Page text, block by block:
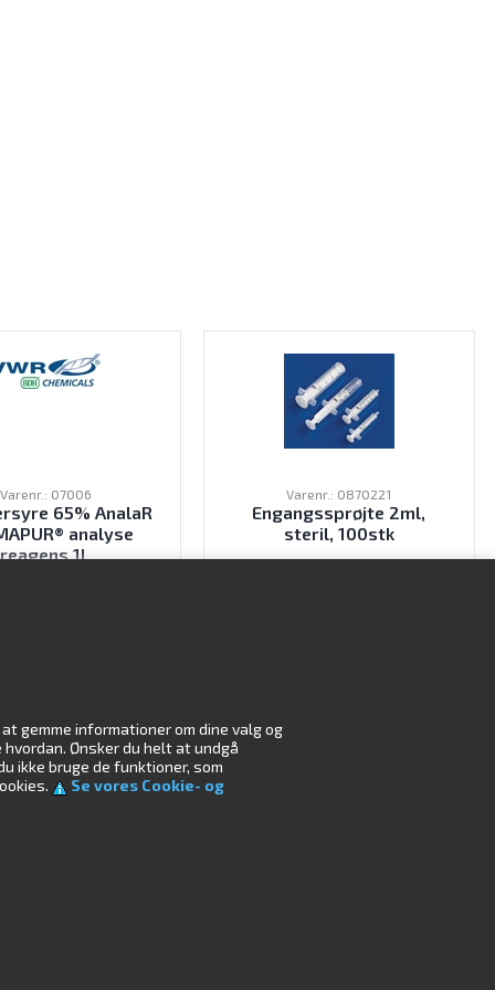
gemme informationer om dine valg og
Ønsker du helt at undgå
ikke bruge de funktioner, som
Se vores Cookie- og
Varenr.: 07006
65% AnalaR
analyse
reagens 1L
Varenr.: 0870221
Engangssprøjte 2ml,
steril, 100stk
Miljø